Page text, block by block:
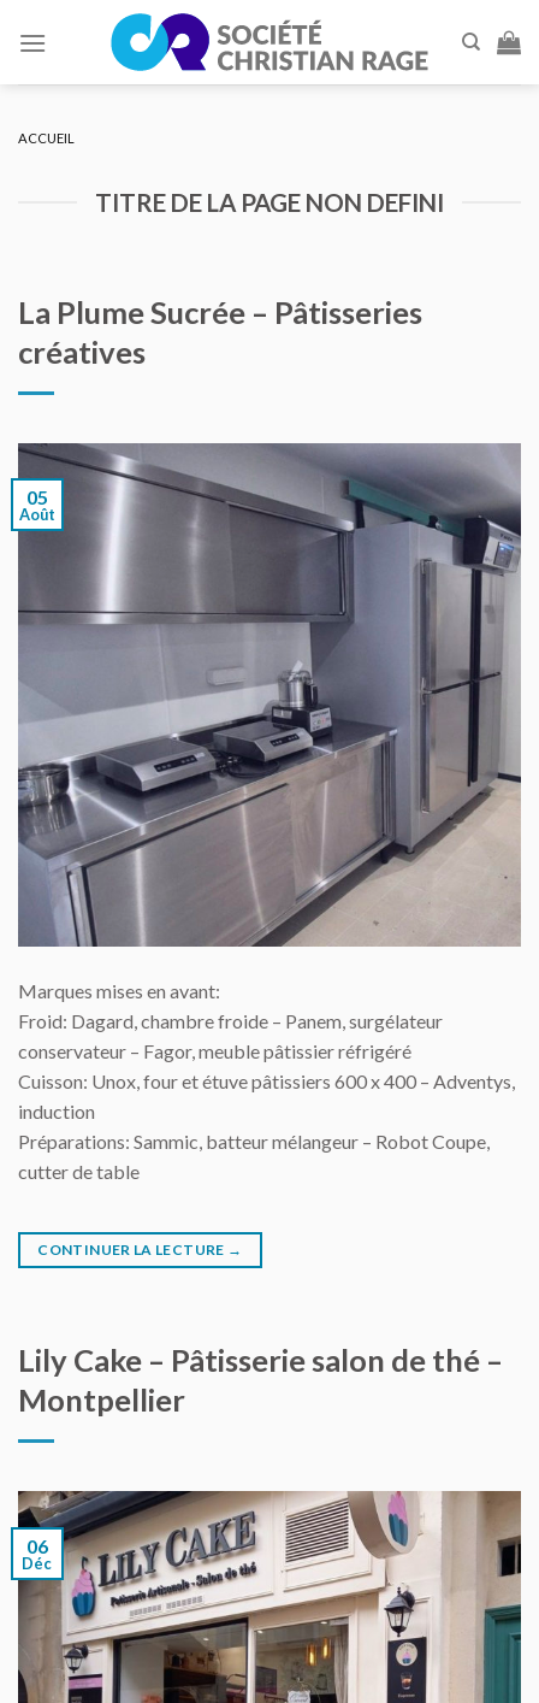
ACCUEIL
TITRE DE LA PAGE NON DEFINI
La Plume Sucrée – Pâtisseries
créatives
05
Août
Marques mises en avant:
Froid: Dagard, chambre froide – Panem, surgélateur
conservateur – Fagor, meuble pâtissier réfrigéré
Cuisson: Unox, four et étuve pâtissiers 600 x 400 – Adventys,
induction
Préparations: Sammic, batteur mélangeur – Robot Coupe,
cutter de table
CONTINUER LA LECTURE →
Lily Cake – Pâtisserie salon de thé –
Montpellier
06
Déc